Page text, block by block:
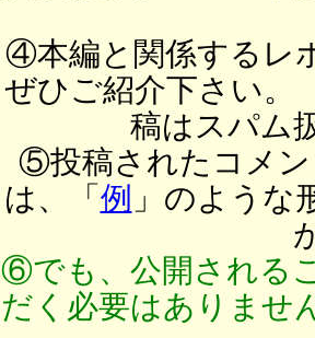
④本編と関係するレ
ぜひご紹介下さい。
稿はスパム
⑤投稿されたコメン
は、「 例 」のような
⑥でも、公開される
だく必要はありませ